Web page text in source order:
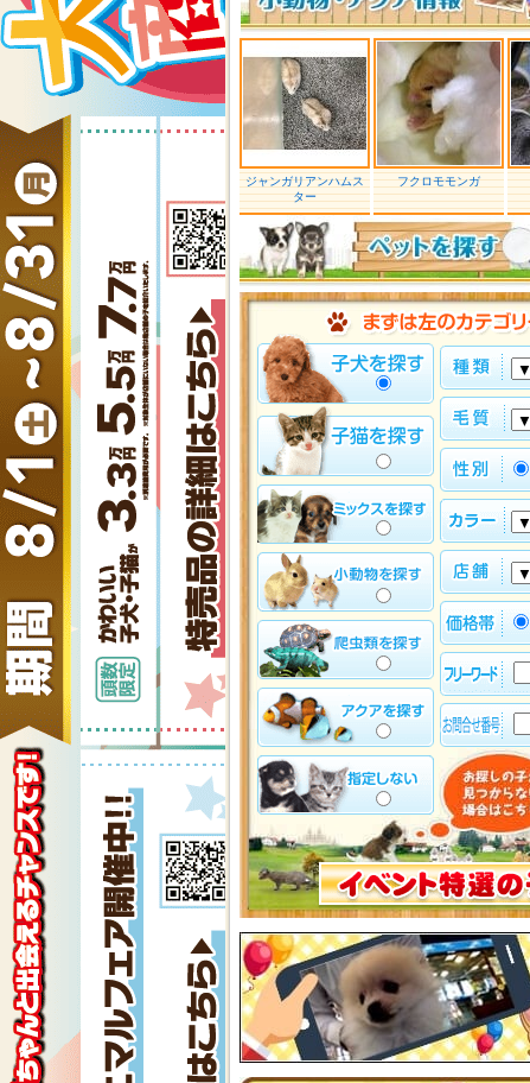
ジャンガリアンハムス
ター
フクロモモンガ